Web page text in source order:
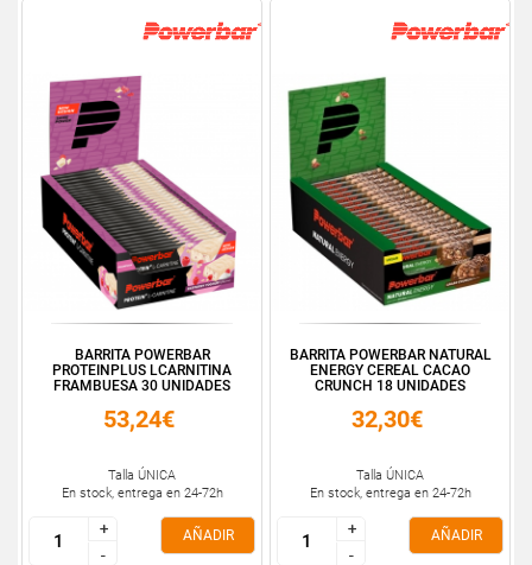
BARRITA POWERBAR
PROTEINPLUS LCARNITINA
FRAMBUESA 30 UNIDADES
53,24€
Talla ÚNICA
En stock, entrega en 24-72h
+
-
+
-
AÑADIR
BARRITA POWERBAR NATURAL
ENERGY CEREAL CACAO
CRUNCH 18 UNIDADES
32,30€
Talla ÚNICA
En stock, entrega en 24-72h
+
-
+
-
AÑADIR